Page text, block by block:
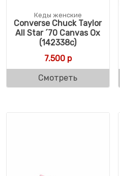
Кеды женские
Converse Chuck Taylor
All Star ´70 Canvas Ox
(142338c)
7.500р
Смотреть